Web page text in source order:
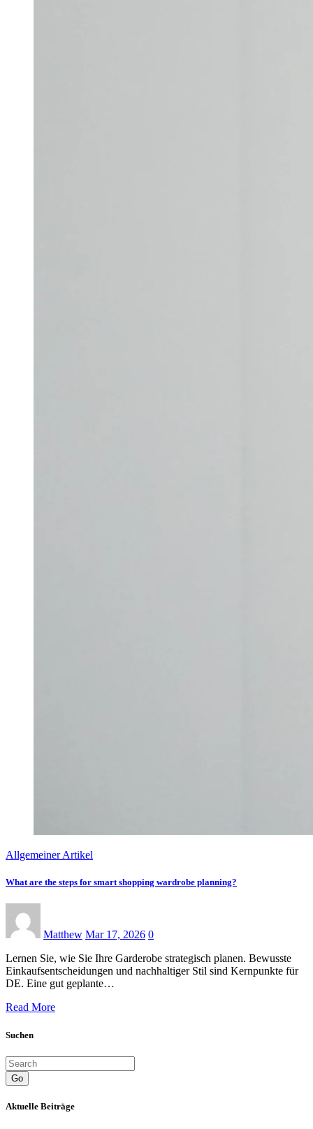
Allgemeiner Artikel
What are the steps for smart shopping wardrobe planning?
Matthew Mar 17, 2026 0
Lernen Sie, wie Sie Ihre Garderobe strategisch planen. Bewusste
Einkaufsentscheidungen und nachhaltiger Stil sind Kernpunkte für
DE. Eine gut geplante…
Read More
Suchen
Go
Aktuelle Beiträge